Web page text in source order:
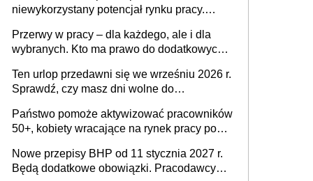
niewykorzystany potencjał rynku pracy.
dofinansowań czy refundacji, ale bariery po
stronie systemu i świadomości
pracodawców [WYWIAD]
Przerwy w pracy – dla każdego, ale i dla
wybranych. Kto ma prawo do dodatkowych
Ten urlop przedawni się we wrześniu 2026 r.
Sprawdź, czy masz dni wolne do
Państwo pomoże aktywizować pracowników
50+, kobiety wracające na rynek pracy po
osoby neuroatypowe. Powstanie Fundusz
na rzecz Inkluzywności w Zatrudnianiu?
Nowe przepisy BHP od 11 stycznia 2027 r.
Będą dodatkowe obowiązki. Pracodawcy